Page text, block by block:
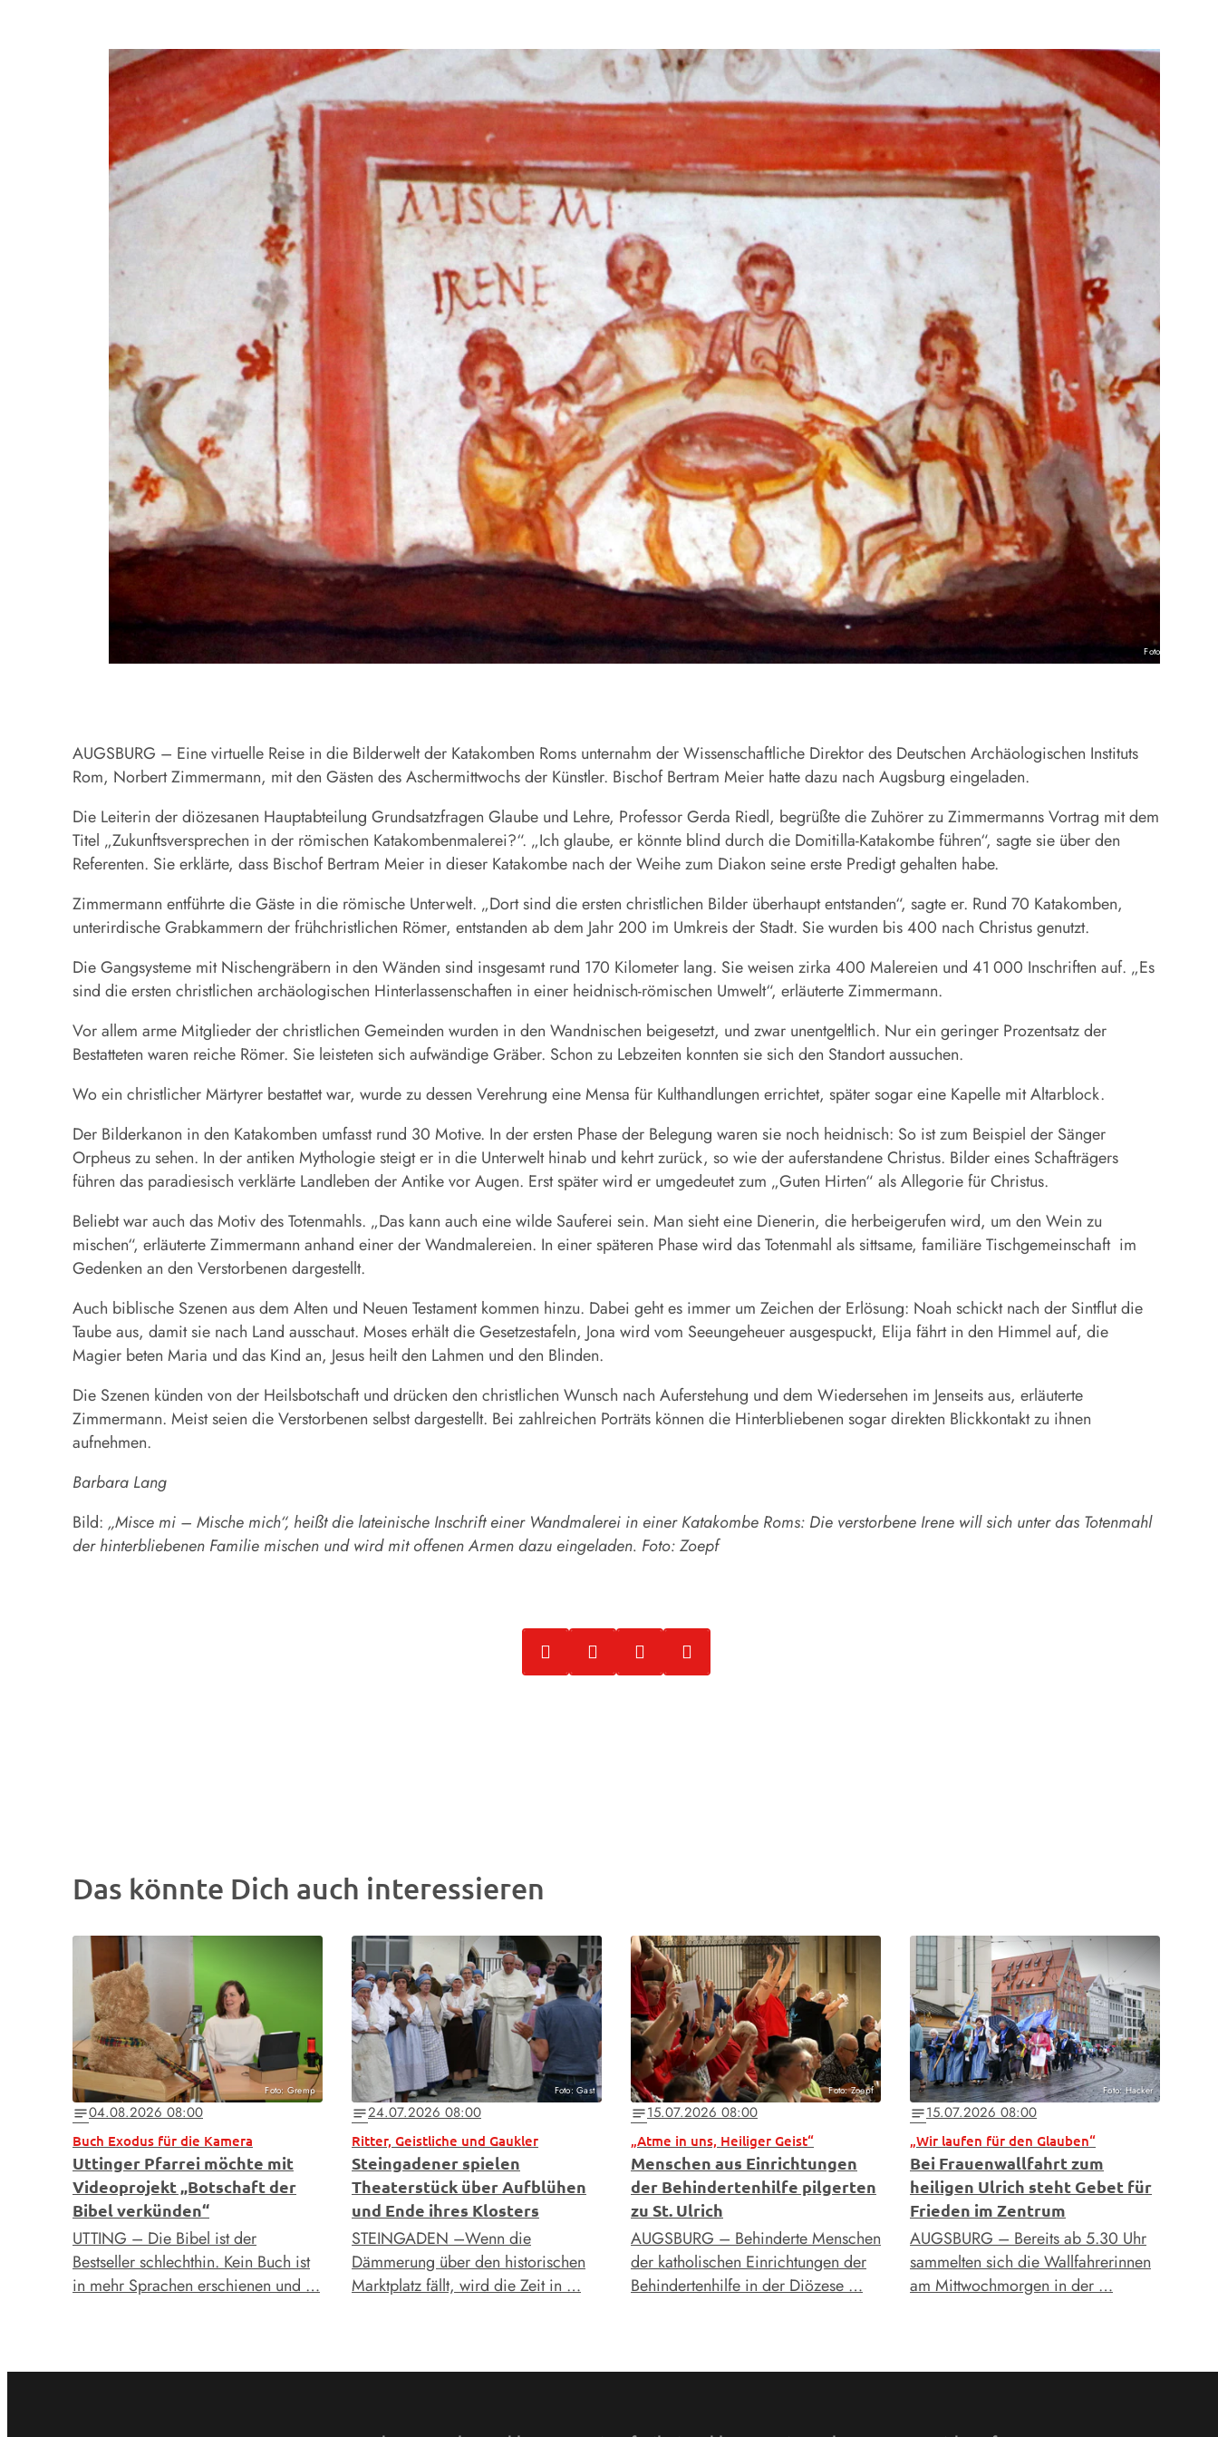
Foto: Zoepf
AUGSBURG – Eine virtuelle Reise in die Bilderwelt der Katakomben Roms unternahm der Wissenschaftliche Direktor des Deutschen Archäologischen Instituts
Rom, Norbert Zimmermann, mit den Gästen des Aschermittwochs der Künstler. Bischof Bertram Meier hatte dazu nach Augsburg eingeladen.
Die Leiterin der diözesanen Hauptabteilung Grundsatzfragen Glaube und Lehre, Professor Gerda Riedl, begrüßte die Zuhörer zu Zimmermanns Vortrag mit dem
Titel „Zukunftsversprechen in der römischen Katakombenmalerei?“. „Ich glaube, er könnte blind durch die Domitilla-Katakombe führen“, sagte sie über den
Referenten. Sie erklärte, dass Bischof Bertram Meier in dieser Katakombe nach der Weihe zum Diakon seine erste Predigt gehalten habe.
Zimmermann entführte die Gäste in die römische Unterwelt. „Dort sind die ersten christlichen Bilder überhaupt entstanden“, sagte er. Rund 70 Katakomben,
unterirdische Grabkammern der frühchristlichen Römer, entstanden ab dem Jahr 200 im Umkreis der Stadt. Sie wurden bis 400 nach Christus genutzt.
Die Gangsysteme mit Nischengräbern in den Wänden sind insgesamt rund 170 Kilometer lang. Sie weisen zirka 400 Malereien und 41 000 Inschriften auf. „Es
sind die ersten christlichen archäologischen Hinterlassenschaften in einer heidnisch-römischen Umwelt“, erläuterte Zimmermann.
Vor allem arme Mitglieder der christlichen Gemeinden wurden in den Wandnischen beigesetzt, und zwar unentgeltlich. Nur ein geringer Prozentsatz der
Bestatteten waren reiche Römer. Sie leisteten sich aufwändige Gräber. Schon zu Lebzeiten konnten sie sich den Standort aussuchen.
Wo ein christlicher Märtyrer bestattet war, wurde zu dessen Verehrung eine Mensa für Kulthandlungen errichtet, später sogar eine Kapelle mit Altarblock.
Der Bilderkanon in den Katakomben umfasst rund 30 Motive. In der ersten Phase der Belegung waren sie noch heidnisch: So ist zum Beispiel der Sänger
Orpheus zu sehen. In der antiken Mythologie steigt er in die Unterwelt hinab und kehrt zurück, so wie der auferstandene Christus. Bilder eines Schafträgers
führen das paradiesisch verklärte Landleben der Antike vor Augen. Erst später wird er umgedeutet zum „Guten Hirten“ als Allegorie für Christus.
Beliebt war auch das Motiv des Totenmahls. „Das kann auch eine wilde Sauferei sein. Man sieht eine Dienerin, die herbeigerufen wird, um den Wein zu
mischen“, erläuterte Zimmermann anhand einer der Wandmalereien. In einer späteren Phase wird das Totenmahl als sittsame, familiäre Tischgemeinschaft im
Gedenken an den Verstorbenen dargestellt.
Auch biblische Szenen aus dem Alten und Neuen Testament kommen hinzu. Dabei geht es immer um Zeichen der Erlösung: Noah schickt nach der Sintflut die
Taube aus, damit sie nach Land ausschaut. Moses erhält die Gesetzestafeln, Jona wird vom Seeungeheuer ausgespuckt, Elija fährt in den Himmel auf, die
Magier beten Maria und das Kind an, Jesus heilt den Lahmen und den Blinden.
Die Szenen künden von der Heilsbotschaft und drücken den christlichen Wunsch nach Auferstehung und dem Wiedersehen im Jenseits aus, erläuterte
Zimmermann. Meist seien die Verstorbenen selbst dargestellt. Bei zahlreichen Porträts können die Hinterbliebenen sogar direkten Blickkontakt zu ihnen
aufnehmen.
Barbara Lang
Bild: „Misce mi – Mische mich“, heißt die lateinische Inschrift einer Wandmalerei in einer Katakombe Roms: Die verstorbene Irene will sich unter das Totenmahl
der hinterbliebenen Familie mischen und wird mit offenen Armen dazu eingeladen. Foto: Zoepf
Das könnte Dich auch interessieren
Foto: Gremp
notes04.08.2026 08:00
Buch Exodus für die Kamera
Uttinger Pfarrei möchte mit
Videoprojekt „Botschaft der
Bibel verkünden“
UTTING – Die Bibel ist der
Bestseller schlechthin. Kein Buch ist
in mehr Sprachen erschienen und …
Foto: Gast
notes24.07.2026 08:00
Ritter, Geistliche und Gaukler
Steingadener spielen
Theaterstück über Aufblühen
und Ende ihres Klosters
STEINGADEN –Wenn die
Dämmerung über den historischen
Marktplatz fällt, wird die Zeit in …
Foto: Zoepf
notes15.07.2026 08:00
„Atme in uns, Heiliger Geist“
Menschen aus Einrichtungen
der Behindertenhilfe pilgerten
zu St. Ulrich
AUGSBURG – Behinderte Menschen
der katholischen Einrichtungen der
Behindertenhilfe in der Diözese …
Foto: Hacker
notes15.07.2026 08:00
„Wir laufen für den Glauben“
Bei Frauenwallfahrt zum
heiligen Ulrich steht Gebet für
Frieden im Zentrum
AUGSBURG – Bereits ab 5.30 Uhr
sammelten sich die Wallfahrerinnen
am Mittwochmorgen in der …